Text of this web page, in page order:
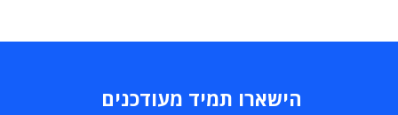
הישארו תמיד מעודכנים